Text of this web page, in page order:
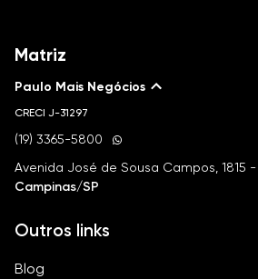
Matriz
Paulo Mais Negócios
CRECI J-31297
(19) 3365-5800
Avenida José de Sousa Campos, 1815
Campinas/SP
Outros links
Blog